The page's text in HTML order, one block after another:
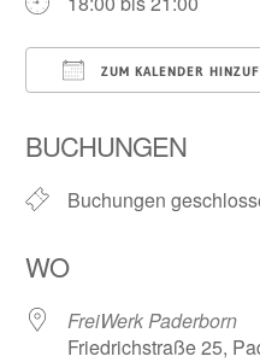
ZUM KALENDER
BUCHUNGEN
Buchungen
WO
FreiWerk Paderborn
Friedrichstraße 25,